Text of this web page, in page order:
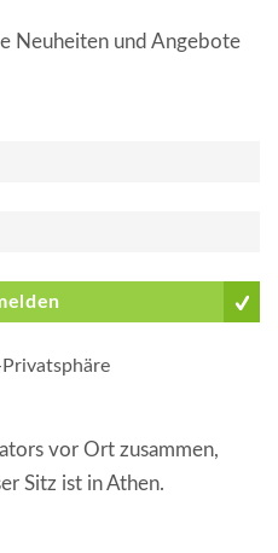
Neuheiten und Angebote
vor Ort zusammen,
Sitz ist in Athen.